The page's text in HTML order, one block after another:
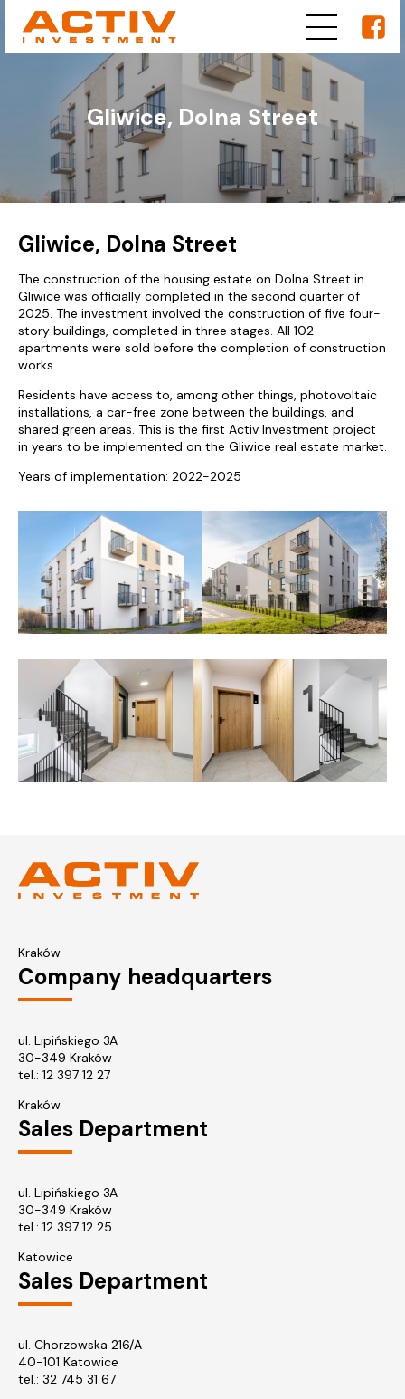
Gliwice, Dolna Street
Gliwice, Dolna Street
The construction of the housing estate on Dolna Street in
Gliwice was officially completed in the second quarter of
2025. The investment involved the construction of five four-
story buildings, completed in three stages. All 102
apartments were sold before the completion of construction
works.
Residents have access to, among other things, photovoltaic
installations, a car-free zone between the buildings, and
shared green areas. This is the first Activ Investment project
in years to be implemented on the Gliwice real estate market.
Years of implementation: 2022-2025
Kraków
Company headquarters
ul. Lipińskiego 3A
30-349 Kraków
tel.: 12 397 12 27
Kraków
Sales Department
ul. Lipińskiego 3A
30-349 Kraków
tel.: 12 397 12 25
Katowice
Sales Department
ul. Chorzowska 216/A
40-101 Katowice
tel.: 32 745 31 67